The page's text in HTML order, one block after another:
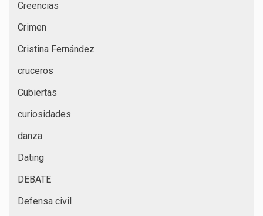
Creencias
Crimen
Cristina Fernández
cruceros
Cubiertas
curiosidades
danza
Dating
DEBATE
Defensa civil